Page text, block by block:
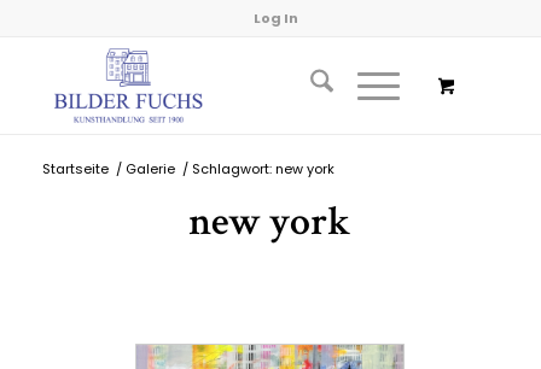
Log In
Startseite / Galerie / Schlagwort: new york
new york